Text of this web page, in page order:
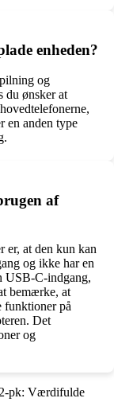
enheden?
og
du ønsker at
en anden type
af
er, at den kun kan
og ikke har en
USB-C-indgang,
bemærke, at
funktioner på
Det
og
pk: Værdifulde